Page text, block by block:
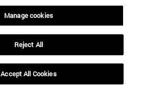
Manage cookies
Reject All
Accept All Cookies